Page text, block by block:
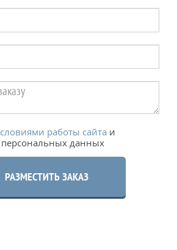
работы сайта и
персональных данных